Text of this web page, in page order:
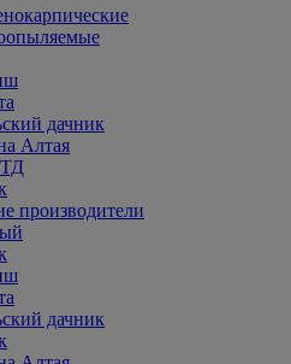
дачник
Алтая
производители
дачник